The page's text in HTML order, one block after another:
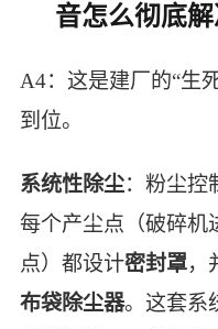
音怎么彻底解
A4：这是建厂的“生
到位。
系统性除尘：粉尘控
每个产尘点（破碎机
点）都设计密封罩，
布袋除尘器。这套系